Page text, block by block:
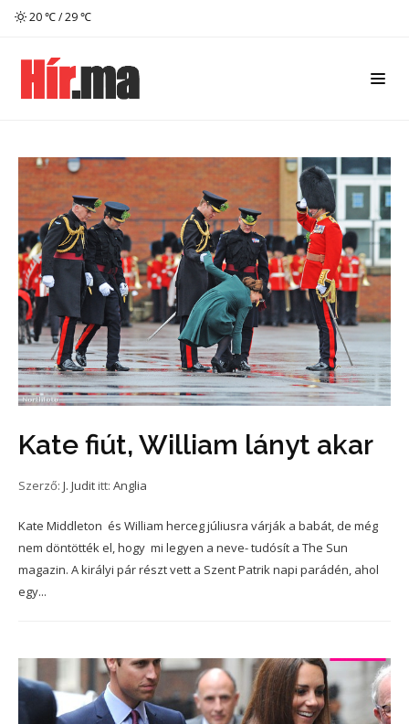
20 ℃ / 29 ℃
Kate fiút, William lányt akar
Szerző: J. Judit itt: Anglia
Kate Middleton és William herceg júliusra várják a babát, de még
nem döntötték el, hogy mi legyen a neve- tudósít a The Sun
magazin. A királyi pár részt vett a Szent Patrik napi parádén, ahol
egy...